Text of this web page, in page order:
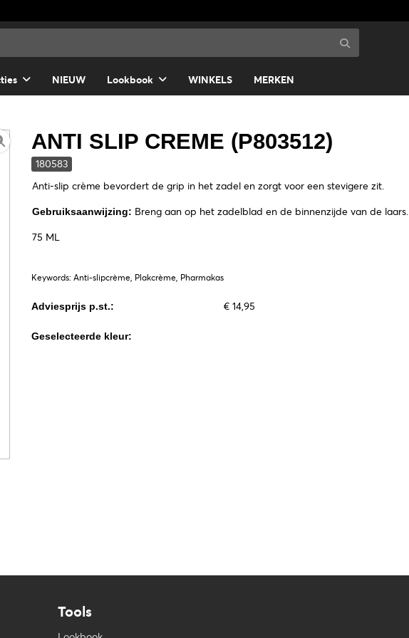
NIEUW Lookbook WINKELS MERKEN
ANTI SLIP CREME (P803512)
180583
Anti-slip crème bevordert de grip in het zadel en zorgt voor een stevigere zit.
Gebruiksaanwijzing: Breng aan op het zadelblad en de binnenzijde van de laars.
75 ML
Keywords: Anti-slipcrème, Plakcrème, Pharmakas
Adviesprijs p.st.: € 14,95
Geselecteerde kleur:
Tools